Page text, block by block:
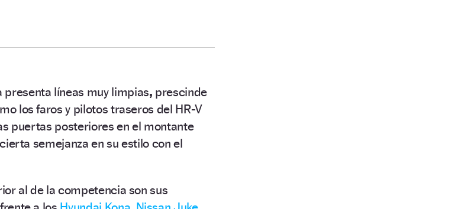
líneas muy limpias, prescinde
los faros y pilotos traseros del HR-V
puertas posteriores en el montante
semejanza en su estilo con el
al de la competencia son sus